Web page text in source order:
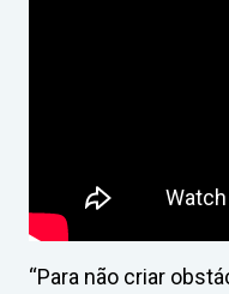
“Para não criar